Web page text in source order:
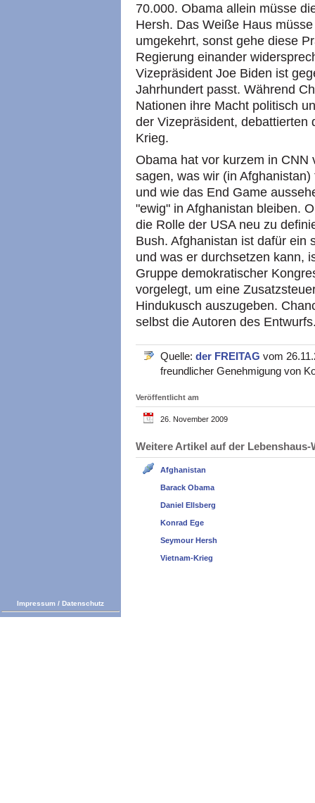
70.000. Obama allein müsse
Hersh. Das Weiße Haus
umgekehrt, sonst gehe diese
Regierung einander
Vizepräsident Joe Biden ist
Jahrhundert passt. Während
Nationen ihre Macht politisch
der Vizepräsident, debattierten
Krieg.
Obama hat vor kurzem in CNN
sagen, was wir (in
und wie das End Game
"ewig" in Afghanistan bleiben.
die Rolle der USA neu zu
Bush. Afghanistan ist dafür ein
und was er durchsetzen kann,
Gruppe demokratischer
vorgelegt, um eine
Hindukusch auszugeben.
selbst die Autoren des
Quelle: der FREITAG vom
freundlicher Genehmigung von
Veröffentlicht am
26. November 2009
Weitere Artikel auf der
Afghanistan
Barack Obama
Daniel Ellsberg
Konrad Ege
Seymour Hersh
Vietnam-Krieg
Impressum / Datenschutz